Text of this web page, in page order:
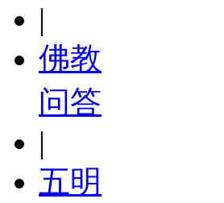
|
佛教
问答
|
五明